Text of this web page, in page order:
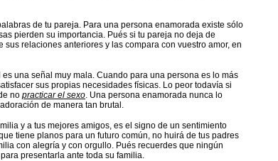
de tu pareja. Para una persona enamorada existe sólo
pierden su importancia. Pués si tu pareja no deja de
relaciones anteriores y las compara con vuestro amor, en
una señal muy mala. Cuando para una persona es lo más
sus propias necesidades físicas. Lo peor todavía si
no practicar el sexo. Una persona enamorada nunca lo
de manera tan brutal.
y a tus mejores amigos, es el signo de un sentimiento
tiene planos para un futuro común, no huirá de tus padres
con alegría y con orgullo. Pués recuerdes que ningún
presentarla ante toda su familia.